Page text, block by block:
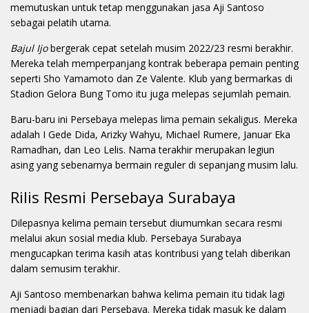
memutuskan untuk tetap menggunakan jasa Aji Santoso
sebagai pelatih utama.
Bajul Ijobergerak cepat setelah musim 2022/23 resmi berakhir.
Mereka telah memperpanjang kontrak beberapa pemain penting
seperti Sho Yamamoto dan Ze Valente. Klub yang bermarkas di
Stadion Gelora Bung Tomo itu juga melepas sejumlah pemain.
Baru-baru ini Persebaya melepas lima pemain sekaligus. Mereka
adalah I Gede Dida, Arizky Wahyu, Michael Rumere, Januar Eka
Ramadhan, dan Leo Lelis. Nama terakhir merupakan legiun
asing yang sebenarnya bermain reguler di sepanjang musim lalu.
Rilis Resmi Persebaya Surabaya
Dilepasnya kelima pemain tersebut diumumkan secara resmi
melalui akun sosial media klub. Persebaya Surabaya
mengucapkan terima kasih atas kontribusi yang telah diberikan
dalam semusim terakhir.
Aji Santoso membenarkan bahwa kelima pemain itu tidak lagi
menjadi bagian dari Persebaya. Mereka tidak masuk ke dalam